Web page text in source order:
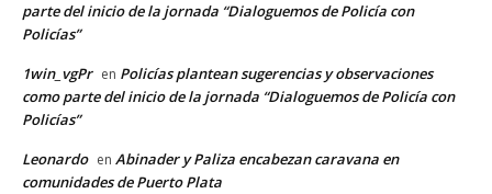
parte del inicio de la jornada “Dialoguemos de Policía con
Policías”
1win_vgPr en Policías plantean sugerencias y observaciones
como parte del inicio de la jornada “Dialoguemos de Policía con
Policías”
Leonardo en Abinader y Paliza encabezan caravana en
comunidades de Puerto Plata